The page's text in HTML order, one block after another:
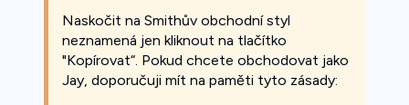
Naskočit na Smithův obchodní styl
neznamená jen kliknout na tlačítko
"Kopírovat“. Pokud chcete obchodovat jako
Jay, doporučuji mít na paměti tyto zásady: